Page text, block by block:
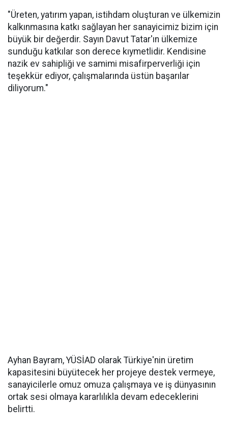
"Üreten, yatırım yapan, istihdam oluşturan ve ülkemizin
kalkınmasına katkı sağlayan her sanayicimiz bizim için
büyük bir değerdir. Sayın Davut Tatar'ın ülkemize
sunduğu katkılar son derece kıymetlidir. Kendisine
nazik ev sahipliği ve samimi misafirperverliği için
teşekkür ediyor, çalışmalarında üstün başarılar
diliyorum."
Ayhan Bayram, YÜSİAD olarak Türkiye'nin üretim
kapasitesini büyütecek her projeye destek vermeye,
sanayicilerle omuz omuza çalışmaya ve iş dünyasının
ortak sesi olmaya kararlılıkla devam edeceklerini
belirtti.